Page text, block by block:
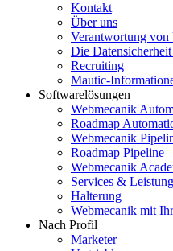
Kontakt
Über uns
Verantwortung von
Die
Recruiting
Mautic-
Softwarelösungen
Webmecanik
Roadmap
Webmecanik
Roadmap Pipeline
Webmecanik
Services &
Halterung
Webmecanik mit
Nach Profil
Marketer